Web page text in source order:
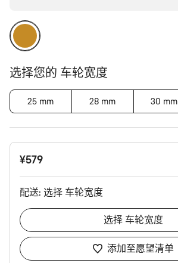
选择您的 车轮宽度
25 mm 28 mm 30 mm
¥579
配送: 选择 车轮宽度
选择 车轮宽度
添加至愿望清单